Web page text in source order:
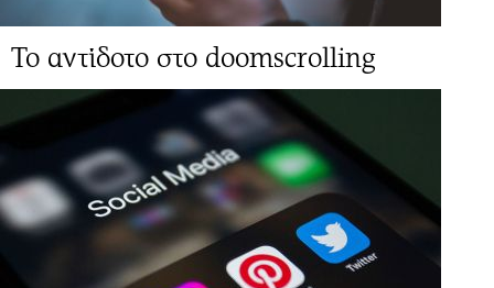
Το αντίδοτο στο doomscrolling